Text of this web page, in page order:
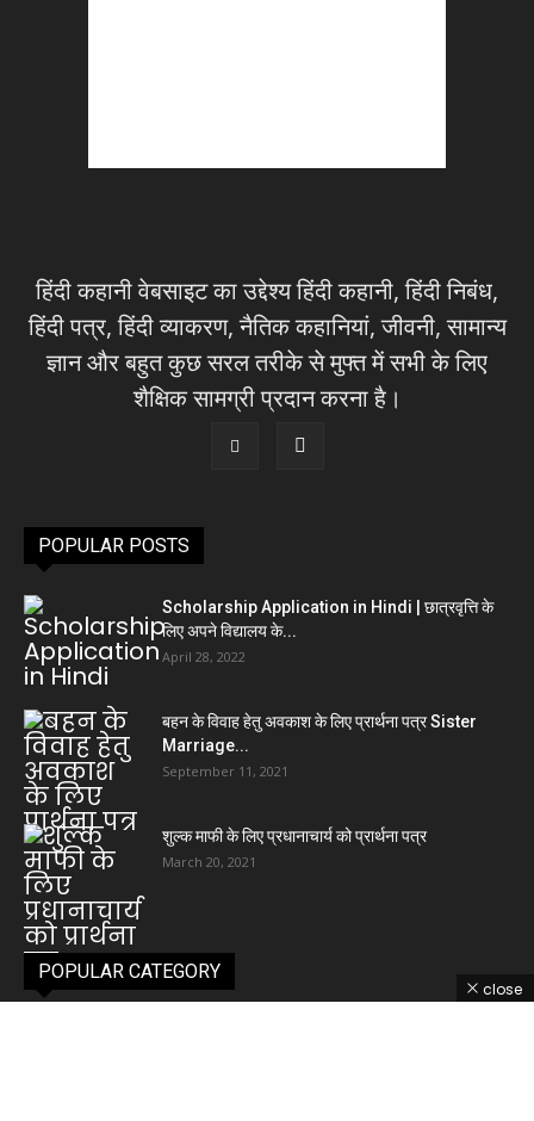
हिंदी कहानी वेबसाइट का उद्देश्य हिंदी कहानी, हिंदी निबंध,
हिंदी पत्र, हिंदी व्याकरण, नैतिक कहानियां, जीवनी, सामान्य
ज्ञान और बहुत कुछ सरल तरीके से मुफ्त में सभी के लिए
शैक्षिक सामग्री प्रदान करना है।
POPULAR POSTS
Scholarship Application in Hindi | छात्रवृत्ति के
लिए अपने विद्यालय के...
April 28, 2022
बहन के विवाह हेतु अवकाश के लिए प्रार्थना पत्र Sister
Marriage...
September 11, 2021
शुल्क माफी के लिए प्रधानाचार्य को प्रार्थना पत्र
March 20, 2021
POPULAR CATEGORY
close